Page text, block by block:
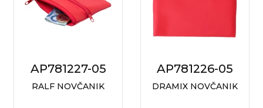
AP781227-05
RALF NOVČANIK
AP781226-05
DRAMIX NOVČANIK